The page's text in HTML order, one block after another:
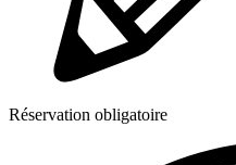
Réservation obligatoire